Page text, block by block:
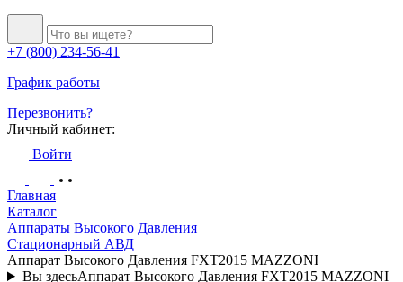
+7 (800) 234-56-41
График работы
Перезвонить?
Личный кабинет:
Войти
Главная
Каталог
Аппараты Высокого Давления
Стационарный АВД
Аппарат Высокого Давления FXT2015 MAZZONI
Вы здесьАппарат Высокого Давления FXT2015 MAZZONI